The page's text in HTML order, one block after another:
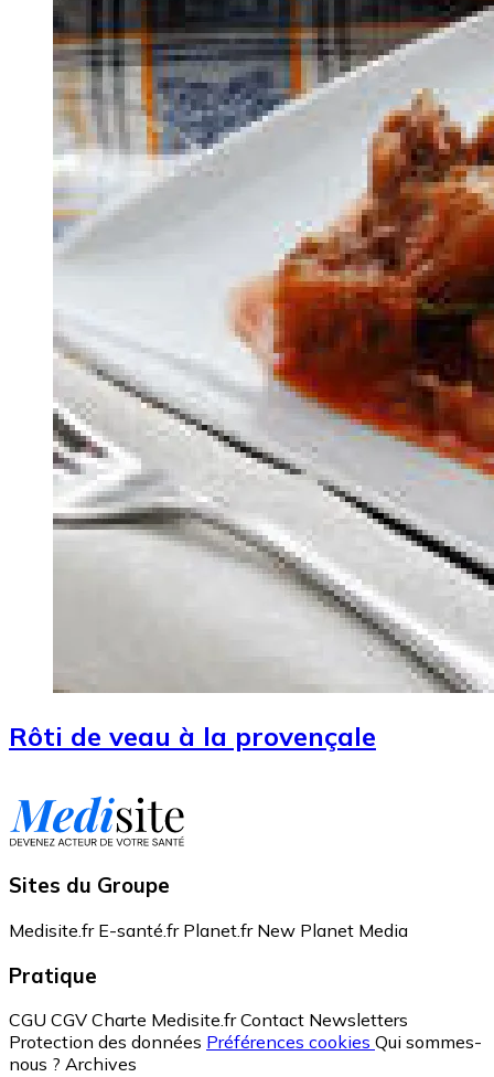
Rôti de veau à la provençale
Sites du Groupe
Medisite.fr E-santé.fr Planet.fr New Planet Media
Pratique
CGU CGV Charte Medisite.fr Contact Newsletters
Protection des données Préférences cookies Qui sommes-
nous ? Archives